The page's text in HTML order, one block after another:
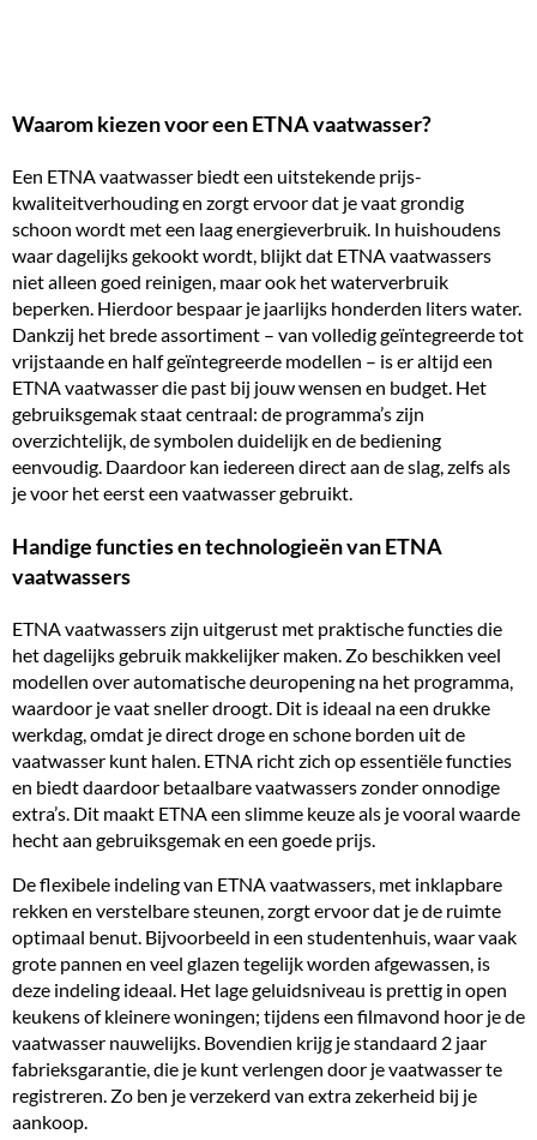
Waarom kiezen voor een ETNA vaatwasser?
Een ETNA vaatwasser biedt een uitstekende prijs-
kwaliteitverhouding en zorgt ervoor dat je vaat grondig
schoon wordt met een laag energieverbruik. In huishoudens
waar dagelijks gekookt wordt, blijkt dat ETNA vaatwassers
niet alleen goed reinigen, maar ook het waterverbruik
beperken. Hierdoor bespaar je jaarlijks honderden liters water.
Dankzij het brede assortiment – van volledig geïntegreerde tot
vrijstaandeen half geïntegreerde modellen – is er altijd een
ETNA vaatwasser die past bij jouw wensen en budget. Het
gebruiksgemak staat centraal: de programma’s zijn
overzichtelijk, de symbolen duidelijk en de bediening
eenvoudig. Daardoor kan iedereen direct aan de slag, zelfs als
je voor het eerst een vaatwasser gebruikt.
Handige functies en technologieën van ETNA
vaatwassers
ETNA vaatwassers zijn uitgerust met praktische functies die
het dagelijks gebruik makkelijker maken. Zo beschikken veel
modellen over automatische deuropening na het programma,
waardoor je vaat sneller droogt. Dit is ideaal na een drukke
werkdag, omdat je direct droge en schone borden uit de
vaatwasser kunt halen. ETNA richt zich op essentiële functies
en biedt daardoor betaalbare vaatwasserszonder onnodige
extra’s. Dit maakt ETNA een slimme keuze als je vooral waarde
hecht aan gebruiksgemak en een goede prijs.
De flexibele indeling van ETNA vaatwassers, met inklapbare
rekken en verstelbare steunen, zorgt ervoor dat je de ruimte
optimaal benut. Bijvoorbeeld in een studentenhuis, waar vaak
grote pannen en veel glazen tegelijk worden afgewassen, is
deze indeling ideaal. Het lage geluidsniveau is prettig in open
keukens of kleinere woningen; tijdens een filmavond hoor je de
vaatwasser nauwelijks. Bovendien krijg je standaard 2 jaar
fabrieksgarantie, die je kunt verlengen door je vaatwasser te
registreren. Zo ben je verzekerd van extra zekerheid bij je
aankoop.